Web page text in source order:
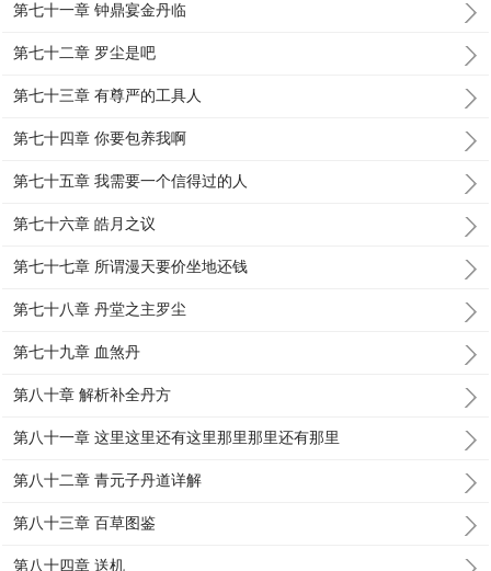
第七十一章 钟鼎宴金丹临
第七十二章 罗尘是吧
第七十三章 有尊严的工具人
第七十四章 你要包养我啊
第七十五章 我需要一个信得过的人
第七十六章 皓月之议
第七十七章 所谓漫天要价坐地还钱
第七十八章 丹堂之主罗尘
第七十九章 血煞丹
第八十章 解析补全丹方
第八十一章 这里这里还有这里那里那里还有那里
第八十二章 青元子丹道详解
第八十三章 百草图鉴
第八十四章 送机